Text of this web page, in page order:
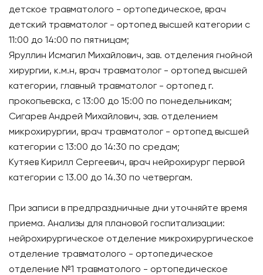
детское травматолого - ортопедическое, врач
детский травматолог - ортопед высшей категории с
11:00 до 14:00 по пятницам;
Яруллин Исмагил Михайлович, зав. отделения гнойной
хирургии, к.м.н, врач травматолог - ортопед высшей
категории, главный травматолог - ортопед г.
прокопьевска, с 13:00 до 15:00 по понедельникам;
Сигарев Андрей Михайлович, зав. отделением
микрохирургии, врач травматолог - ортопед высшей
категории с 13:00 до 14:30 по средам;
Кутяев Кирилл Сергеевич, врач нейрохирург первой
категории с 13.00 до 14.30 по четвергам.
При записи в предпраздничные дни уточняйте время
приема. Анализы для плановой госпитализации:
нейрохирургическое отделение микрохирургическое
отделение травматолого - ортопедическое
отделение №1 травматолого - ортопедическое